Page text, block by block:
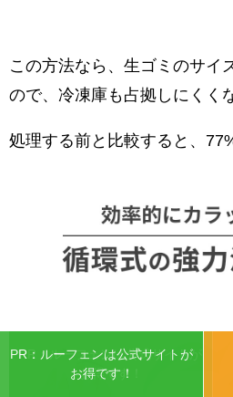
PR：ルーフェンは公式サイトが
お得です！
この方法なら、生ゴミのサイ
ので、冷凍庫も占拠しにくく
処理する前と比較すると、
PR：ルーフェンは公式サイトが
お得です！